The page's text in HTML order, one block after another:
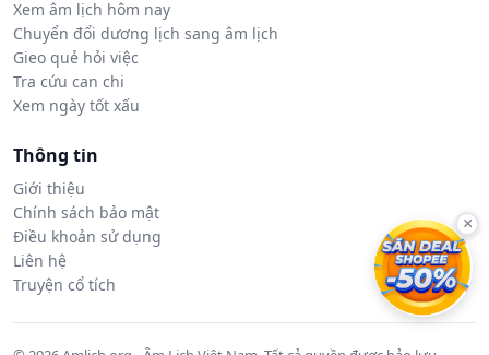
Xem âm lịch hôm nay
Chuyển đổi dương lịch sang âm lịch
Gieo quẻ hỏi việc
Tra cứu can chi
Xem ngày tốt xấu
Thông tin
Giới thiệu
Chính sách bảo mật
Điều khoản sử dụng
Liên hệ
Truyện cổ tích
×